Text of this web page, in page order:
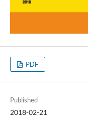
PDF
Published
2018-02-21